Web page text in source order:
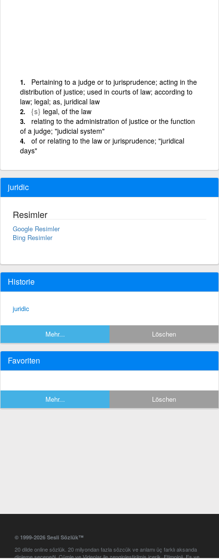
Pertaining to a judge or to jurisprudence; acting in the
distribution of justice; used in courts of law; according to
law; legal; as, juridical law
{s} legal, of the law
relating to the administration of justice or the function
of a judge; "judicial system"
of or relating to the law or jurisprudence; "juridical
days"
juridic
Resimler
Google Resimler
Bing Resimler
Historie
juridic
Mehr... Löschen
Favoriten
Mehr... Löschen
© 1999-2026 Sesli Sözlük™
20 dilde online sözlük. 20 milyondan fazla sözcük ve anlamı üç farklı aksanda
dinleme seçeneği. Cümle ve Videolar ile zenginleştirilmiş içerik. Etimoloji, Eş ve